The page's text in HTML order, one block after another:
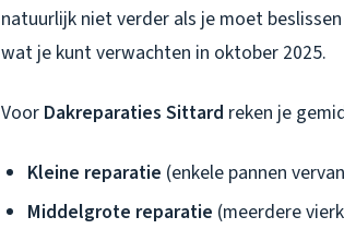
natuurlijk niet verder als je moet
wat je kunt verwachten in oktober 2025.
Voor Dakreparaties Sittard reken je
Kleine reparatie (enkele pannen
Middelgrote reparatie (meerdere